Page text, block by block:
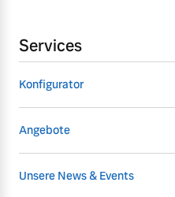
Services
Konfigurator
Angebote
Unsere News & Events